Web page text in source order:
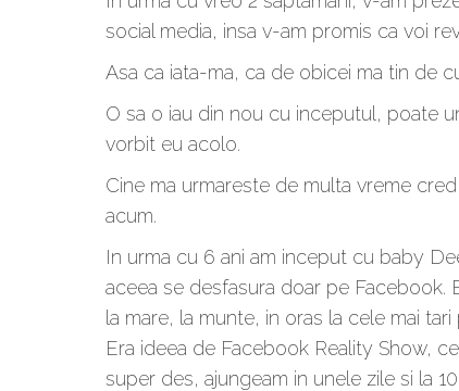
social media, insa v-am promis ca voi
Asa ca iata-ma, ca de obicei ma tin de
O sa o iau din nou cu inceputul, poate
vorbit eu acolo.
Cine ma urmareste de multa vreme
acum.
In urma cu 6 ani am inceput cu baby
aceea se desfasura doar pe
la mare, la munte, in oras la cele mai
Era ideea de Facebook Reality Show,
super des, ajungeam in unele zile si la